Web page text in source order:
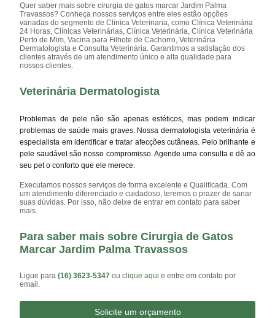
Quer saber mais sobre cirurgia de gatos marcar Jardim Palma
Travassos? Conheça nossos serviços entre eles estão opções
variadas do segmento de Clinica Veterinaria, como Clínica Veterinária
24 Horas, Clínicas Veterinárias, Clínica Veterinária, Clínica Veterinária
Perto de Mim, Vacina para Filhote de Cachorro, Veterinária
Dermatologista e Consulta Veterinária. Garantimos a satisfação dos
clientes através de um atendimento único e alta qualidade para
nossos clientes.
Veterinária Dermatologista
Problemas de pele não são apenas estéticos, mas podem indicar
problemas de saúde mais graves. Nossa dermatologista veterinária é
especialista em identificar e tratar afecções cutâneas. Pelo brilhante e
pele saudável são nosso compromisso. Agende uma consulta e dê ao
seu pet o conforto que ele merece.
Executamos nossos serviços de forma excelente e Qualificada. Com
um atendimento diferenciado e cuidadoso, teremos o prazer de sanar
suas dúvidas. Por isso, não deixe de entrar em contato para saber
mais.
Para saber mais sobre Cirurgia de Gatos
Marcar Jardim Palma Travassos
Ligue para(16) 3623-5347ouclique aqui e entre em contato por
email.
Solicite um orçamento